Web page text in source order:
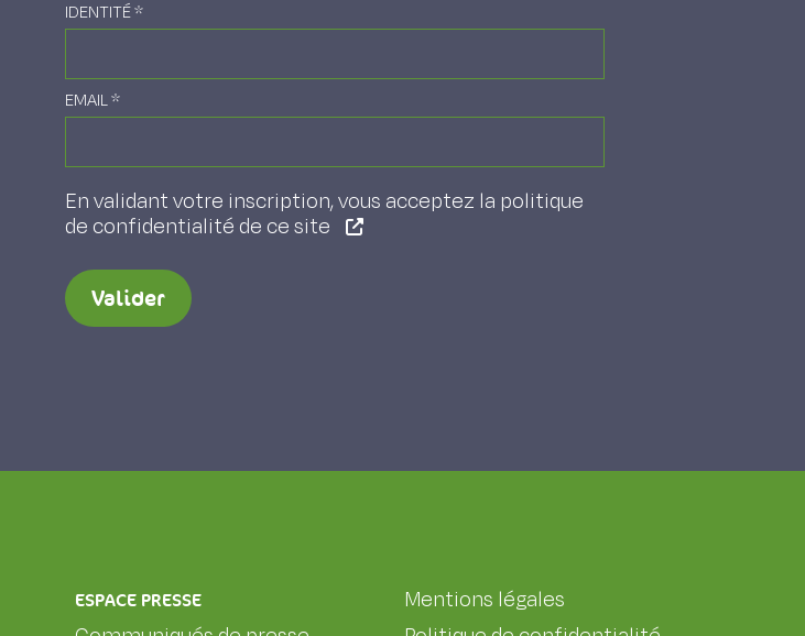
IDENTITÉ*
EMAIL*
En validant votre inscription, vous acceptez la politique
de confidentialité de ce site
Valider
ESPACE PRESSE
Mentions légales